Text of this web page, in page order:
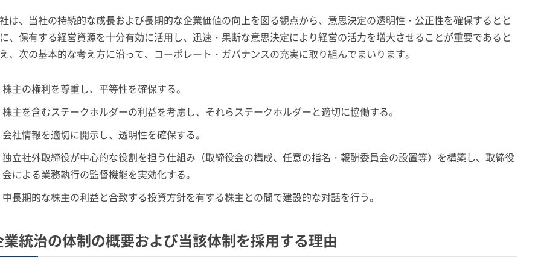
は、当社の持続的な成長および長期的な企業価値の向上を図る観点から、意思決定の透明性・公正性を確保するとと
、保有する経営資源を十分有効に活用し、迅速・果断な意思決定により経営の活力を増大させることが重要であると
、次の基本的な考え方に沿って、コーポレート・ガバナンスの充実に取り組んでまいります。
株主の権利を尊重し、平等性を確保する。
株主を含むステークホルダーの利益を考慮し、それらステークホルダーと適切に協働する。
会社情報を適切に開示し、透明性を確保する。
独立社外取締役が中心的な役割を担う仕組み（取締役会の構成、任意の指名・報酬委員会の設置等）を構築し、取締役
会による業務執行の監督機能を実効化する。
中長期的な株主の利益と合致する投資方針を有する株主との間で建設的な対話を行う。
業統治の体制の概要および当該体制を採用する理由